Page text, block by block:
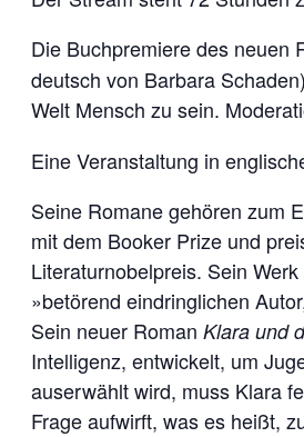
Die Buchpremiere des neuen
deutsch von Barbara
Welt Mensch zu sein.
Eine Veranstaltung in
Seine Romane gehören zum
mit dem Booker Prize und
Literaturnobelpreis. Sein
»betörend eindringlichen
Sein neuer Roman Klara und
Intelligenz, entwickelt, um
auserwählt wird, muss Klara
Frage aufwirft, was es heißt,